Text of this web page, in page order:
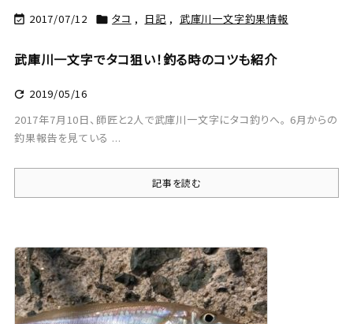
 2017/07/12  タコ , 日記 , 武庫川一文字釣果情報
武庫川一文字でタコ狙い！釣る時のコツも紹介
 2019/05/16
2017年7月10日、師匠と2人で武庫川一文字にタコ釣りへ。 6月からの
釣果報告を見ている ...
記事を読む